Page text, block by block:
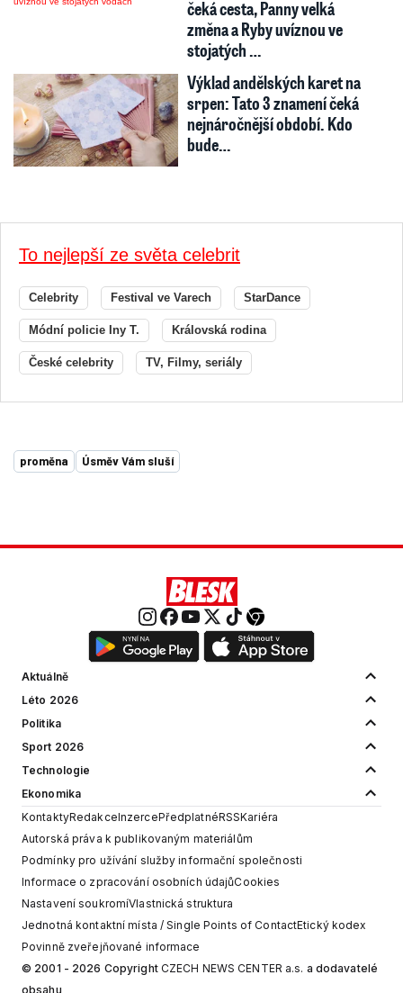
čeká cesta, Panny velká
změna a Ryby uvíznou ve
stojatých …
Výklad andělských karet na
srpen: Tato 3 znamení čeká
nejnáročnější období. Kdo
bude…
To nejlepší ze světa celebrit
Celebrity Festival ve Varech StarDance
Módní policie Iny T. Královská rodina
České celebrity TV, Filmy, seriály
proměna Úsměv Vám sluší
Aktuálně
Léto 2026
Politika
Sport 2026
Technologie
Ekonomika
KontaktyRedakceInzercePředplatnéRSSKariéra
Autorská práva k publikovaným materiálům
Podmínky pro užívání služby informační společnosti
Informace o zpracování osobních údajůCookies
Nastavení soukromíVlastnická struktura
Jednotná kontaktní místa / Single Points of ContactEtický kodex
Povinně zveřejňované informace
© 2001 - 2026 Copyright CZECH NEWS CENTER a.s. a dodavatelé
obsahu